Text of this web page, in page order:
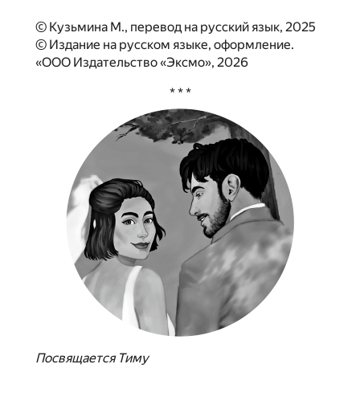
© Кузьмина М., перевод на русский язык, 2025
© Издание на русском языке, оформление.
«ООО Издательство «Эксмо», 2026
* * *
Посвящается Тиму